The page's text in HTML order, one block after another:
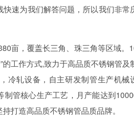
速为我们解答问题，所以我们非常
亩，覆盖长三角、珠三角等区域。
的工作方式,致力于高品质不锈钢管及
冷轧设备，自主研发制管生产机械
管核心生产工艺，月产能达到
打造高品质不锈钢管品质品牌。